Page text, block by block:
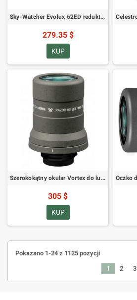
Sky-Watcher Evolux 62ED reduktor/korektor 0,9x
279.35 $
KUP
Szerokokątny okular Vortex do lunet obserwacyjnych Razor
305 $
KUP
Pokazano 1-24 z 1125 pozycji
1 2 3